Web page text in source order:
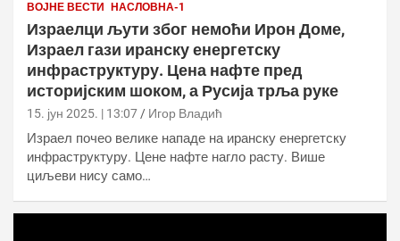
ВОЈНЕ ВЕСТИ НАСЛОВНА-1
Израелци љути због немоћи Ирон Доме,
Израел гази иранску енергетску
инфраструктуру. Цена нафте пред
историјским шоком, а Русија трља руке
15. јун 2025. | 13:07 Игор Владић
Израел почео велике нападе на иранску енергетску
инфраструктуру. Цене нафте нагло расту. Више
циљеви нису само…